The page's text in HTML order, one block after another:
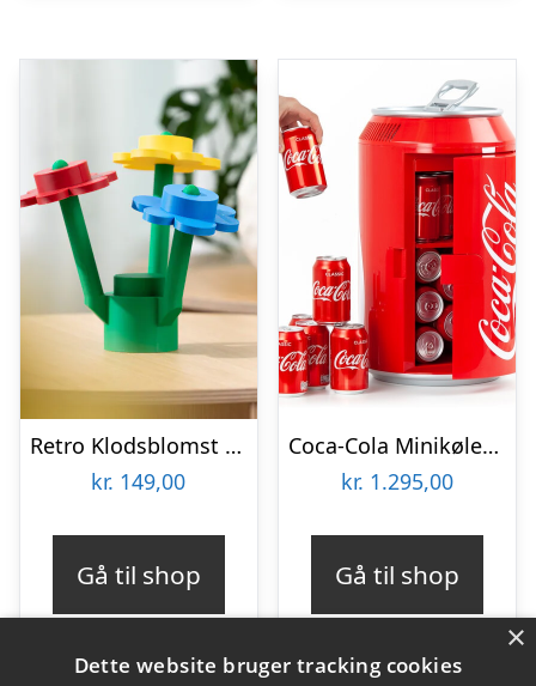
Retro Klodsblomst – Mellem
kr. 149,00
Gå til shop
Coca-Cola Minikøleskab
kr. 1.295,00
Gå til shop
×
Dette website bruger tracking cookies